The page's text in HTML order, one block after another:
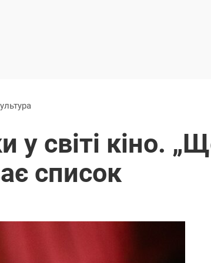
Культура
у світі кіно.
список